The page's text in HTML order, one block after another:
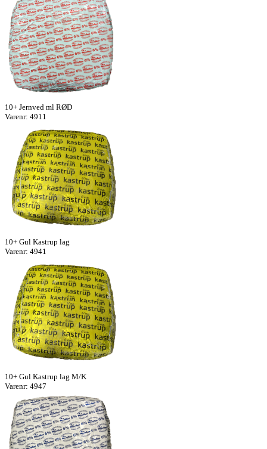
10+ Jernved ml RØD
Varenr: 4911
10+ Gul Kastrup lag
Varenr: 4941
10+ Gul Kastrup lag M/K
Varenr: 4947